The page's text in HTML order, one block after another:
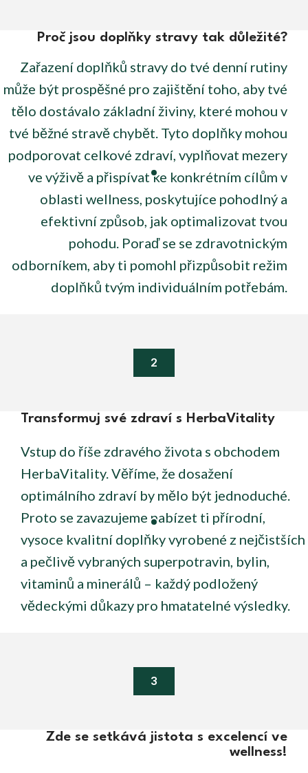
Proč jsou doplňky stravy tak důležité?
Zařazení doplňků stravy do tvé denní rutiny
může být prospěšné pro zajištění toho, aby tvé
tělo dostávalo základní živiny, které mohou v
tvé běžné stravě chybět. Tyto doplňky mohou
podporovat celkové zdraví, vyplňovat mezery
ve výživě a přispívat ke konkrétním cílům v
oblasti wellness, poskytujíce pohodlný a
efektivní způsob, jak optimalizovat tvou
pohodu. Poraď se se zdravotnickým
odborníkem, aby ti pomohl přizpůsobit režim
doplňků tvým individuálním potřebám.
2
Transformuj své zdraví s HerbaVitality
Vstup do říše zdravého života s obchodem
HerbaVitality. Věříme, že dosažení
optimálního zdraví by mělo být jednoduché.
Proto se zavazujeme nabízet ti přírodní,
vysoce kvalitní doplňky vyrobené z nejčistších
a pečlivě vybraných superpotravin, bylin,
vitaminů a minerálů – každý podložený
vědeckými důkazy pro hmatatelné výsledky.
3
Zde se setkává jistota s excelencí ve
wellness!